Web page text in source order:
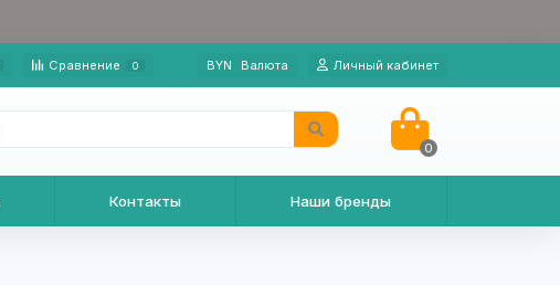
Сравнение 0 BYN Валюта Личный кабинет
0
Контакты Наши бренды